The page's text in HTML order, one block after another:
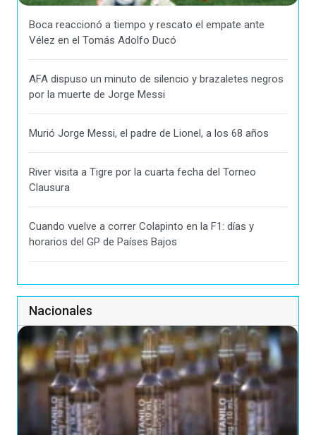
Boca reaccionó a tiempo y rescato el empate ante
Vélez en el Tomás Adolfo Ducó
AFA dispuso un minuto de silencio y brazaletes negros
por la muerte de Jorge Messi
Murió Jorge Messi, el padre de Lionel, a los 68 años
River visita a Tigre por la cuarta fecha del Torneo
Clausura
Cuando vuelve a correr Colapinto en la F1: días y
horarios del GP de Países Bajos
Nacionales